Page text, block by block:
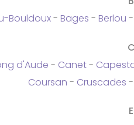
Bouldoux- Bages - Berlou -
C
d'Aude - Canet-
Coursan - Cruscades -
E